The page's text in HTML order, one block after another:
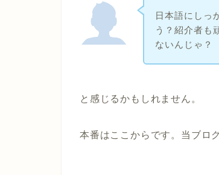
日本語にしっ
う？紹介者も
ないんじゃ？
と感じるかもしれません。
本番はここからです。当ブロ